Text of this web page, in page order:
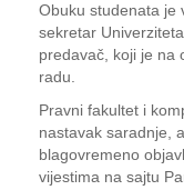
Obuku studenata je
sekretar
predavač, koji je na
radu.
Pravni fakultet i
nastavak saradnje,
blagovremeno
vijestima na sajtu